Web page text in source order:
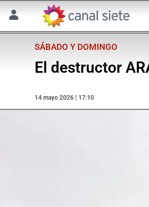
SÁBADO Y DOMINGO
El destructor
14 mayo 2026 | 17:10